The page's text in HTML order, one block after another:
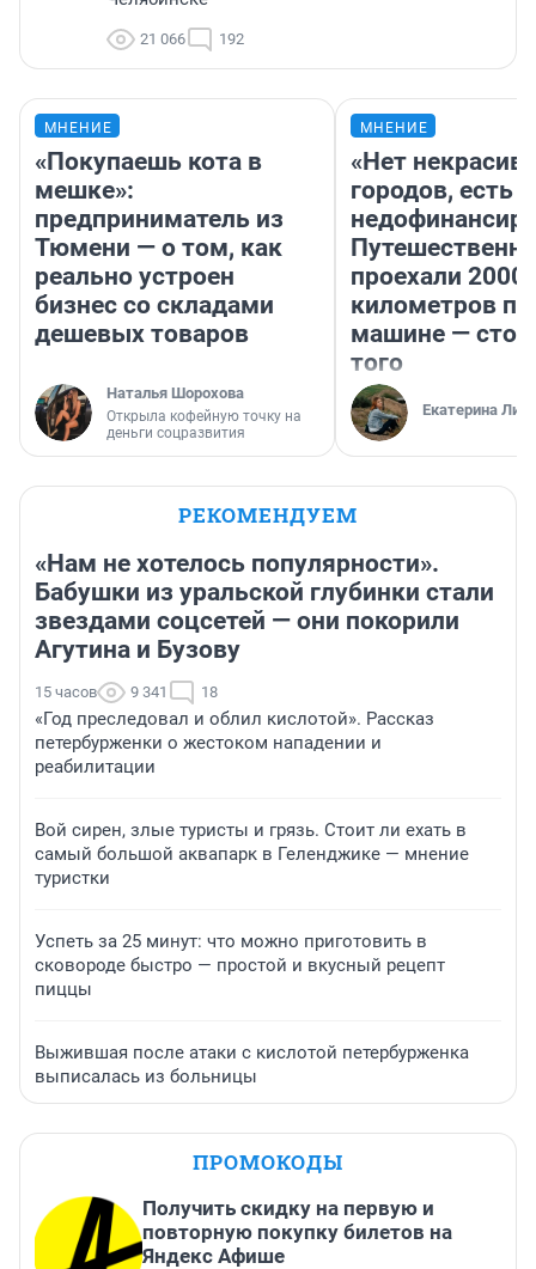
21 066 192
МНЕНИЕ
«Покупаешь кота в
мешке»:
предприниматель из
Тюмени — о том, как
реально устроен
бизнес со складами
дешевых товаров
Наталья Шорохова
Открыла кофейную точку на
деньги соцразвития
МНЕНИЕ
«Нет
городов, есть
проехали 2000
километров по
машине —
того
Екатерина
РЕКОМЕНДУЕМ
«Нам не хотелось популярности».
Бабушки из уральской глубинки стали
звездами соцсетей — они покорили
Агутина и Бузову
15 часов 9 341 18
«Год преследовал и облил кислотой». Рассказ
петербурженки о жестоком нападении и
реабилитации
Вой сирен, злые туристы и грязь. Стоит ли ехать в
самый большой аквапарк в Геленджике — мнение
туристки
Успеть за 25 минут: что можно приготовить в
сковороде быстро — простой и вкусный рецепт
пиццы
Выжившая после атаки с кислотой петербурженка
выписалась из больницы
ПРОМОКОДЫ
Получить скидку на первую и
повторную покупку билетов на
Яндекс Афише